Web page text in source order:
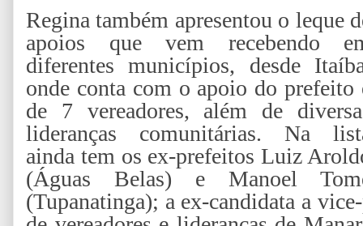
Regina também apresentou o leque
apoios que vem recebendo
diferentes municípios, desde
onde conta com o apoio do prefeito
de 7 vereadores, além de
lideranças comunitárias. Na
ainda tem os ex-prefeitos Luiz
(Águas Belas) e Manoel
(Tupanatinga); a ex-candidata a